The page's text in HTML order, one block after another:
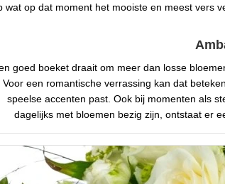
wat op dat moment het mooiste en meest vers
goed boeket draait om meer dan losse
Voor een romantische verrassing kan dat
speelse accenten past. Ook bij momenten als
dagelijks met bloemen bezig zijn, ontstaat er